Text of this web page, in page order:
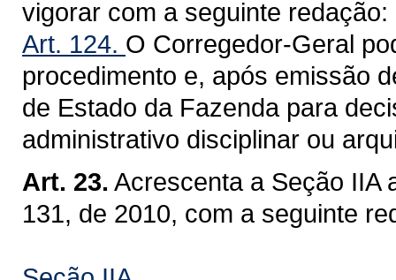
vigorar com a seguinte redação:
Art. 124. O Corregedor-Geral
procedimento e, após emissão
de Estado da Fazenda para
administrativo disciplinar ou
Art. 23. Acrescenta a Seção IIA
131, de 2010, com a seguinte